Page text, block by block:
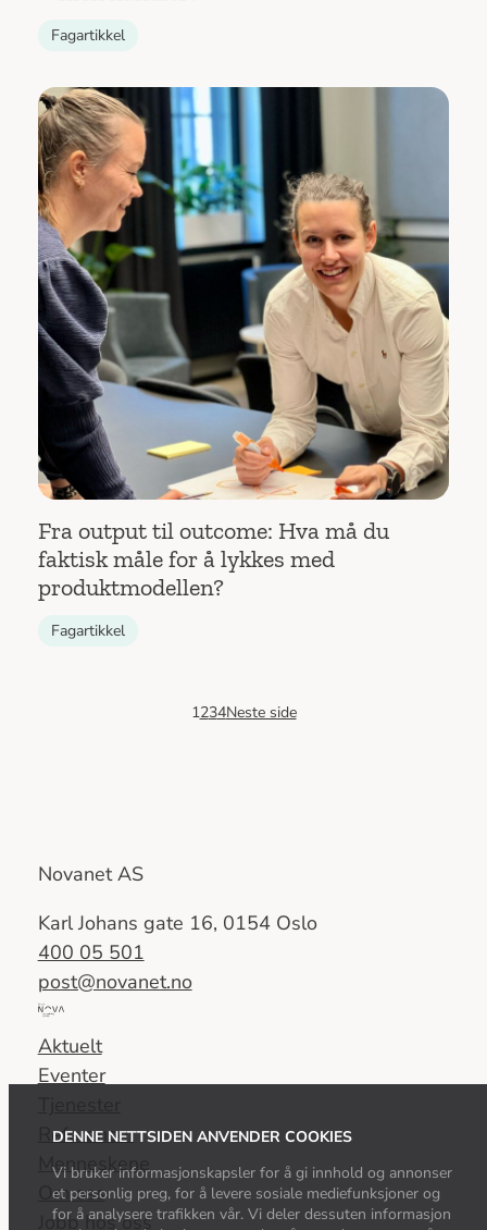
DENNE NETTSIDEN ANVENDER COOKIES
Vi bruker informasjonskapsler for å gi innhold og annonser
et personlig preg, for å levere sosiale mediefunksjoner og
for å analysere trafikken vår. Vi deler dessuten informasjon
Fagartikkel
Fra output til outcome: Hva må du
faktisk måle for å lykkes med
produktmodellen?
Fagartikkel
1234Neste side
Novanet AS
Karl Johans gate 16, 0154 Oslo
400 05 501
post@novanet.no
Del
av
Nova
Group
Aktuelt
Eventer
Referanser
Menneskene
Om oss
Jobb hos oss